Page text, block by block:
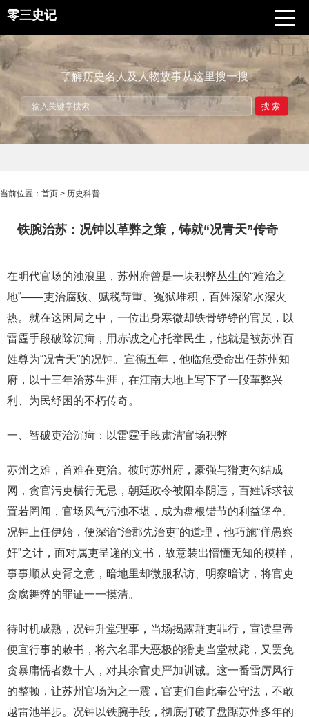
零三史记
了解历史名人及人物故事从这里搜一搜
搜索
当前位置： 首页 > 历史科普
铁腕治苏：况钟以革弊之策，铸就“况青天”传奇
在明代官场的浊浪里，苏州府曾是一块积弊丛生的“难治之
地”——吏治腐败、赋税苛重、冤狱堆积，百姓深陷水深火
热。就在这困局之中，一位出身寒微却铁骨铮铮的官员，以
雷霆手段破除沉疴，用赤诚之心托举民生，他就是被苏州百
姓尊为“况青天”的况钟。宣德五年，他临危受命出任苏州知
府，以十三年治苏生涯，在江南大地上写下了一段革弊兴
利、为民纾困的不朽传奇。
一、智破吏治沉疴：以雷霆手段肃清官场积弊
苏州之难，首难在吏治。彼时苏州府，豪强与猾吏勾结成
网，贪官污吏横行无忌，朝廷政令被阳奉阴违，百姓诉求被
置若罔闻，官场风气污浊不堪，成为盘根错节的利益堡垒。
况钟上任伊始，便深谙“治郡先治吏”的道理，他巧施“佯愚察
奸”之计，面对属吏呈递的文书，故意装出懵懂无知的模样，
事事顺从吏胥之意，暗地里却微服私访、明察暗访，将官吏
贪腐舞弊的罪证一一摸清。
待时机成熟，况钟升堂理事，当场揭露群吏罪行，宣读皇帝
便宜行事的敕书，将六名罪大恶极的猾吏当堂杖毙，又罢免
贪暴庸懦者数十人，对其余官吏严加训诫。这一番雷厉风行
的整顿，让苏州官场为之一震，官吏们自此奉公守法，不敢
越雷池半步。况钟以铁腕手段，彻底打破了盘踞苏州多年的